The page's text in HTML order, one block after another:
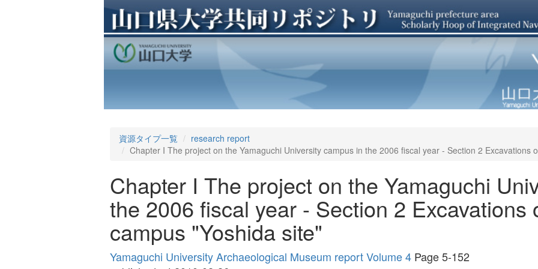
資源タイプ一覧
research report
Chapter I The project on the Yamaguchi University campus in the 2006 fiscal year - Section 2 Excavations
Chapter I The project on the Yamaguchi
the 2006 fiscal year - Section 2 Excavations
campus "Yoshida site"
Yamaguchi University Archaeological Museum report Volume 4 Page 5-152